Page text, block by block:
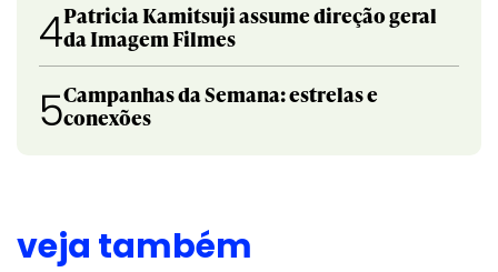
4Patricia Kamitsuji assume direção geral
da Imagem Filmes
5Campanhas da Semana: estrelas e
conexões
veja também